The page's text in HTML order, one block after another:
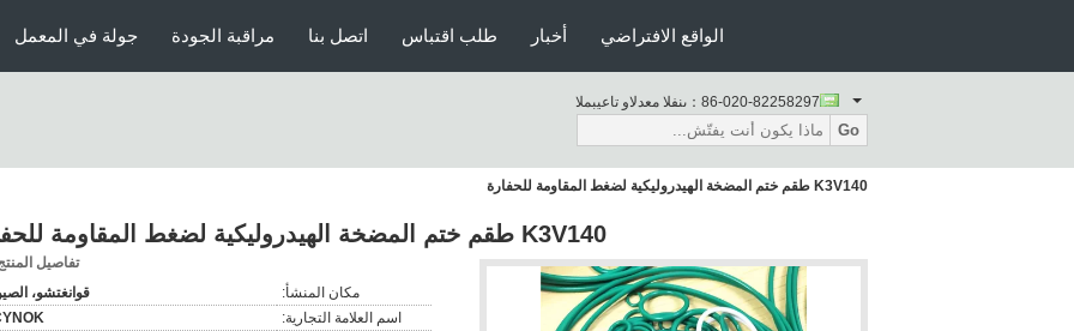
جولة في المعمل مراقبة الجودة اتصل بنا طلب اقتباس أخبار الواقع الافتراضي
المبيعات والدعم الفنى： 86-020-82258297
Go
K3V140 طقم ختم المضخة الهيدروليكية لضغط المقاومة للحفارة
K3V140 طقم ختم المضخة الهيدروليكية لضغط المقاومة للحفارة
تفاصيل
مكان المنشأ:
قوانغتشو،
اسم العلامة التجارية: